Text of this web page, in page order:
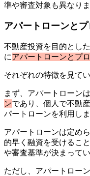
準や審査対象も異なりま
アパートローンと
不動産投資を目的とし
にアパートローンとプ
それぞれの特徴を見て
まず、アパートローンは
ンであり、個人で不動
パートローンを利用しま
アパートローンは定め
的早く融資を受けるこ
や審査基準が決まって
ただし、アパートロー